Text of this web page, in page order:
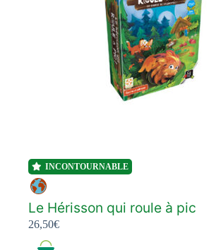
INCONTOURNABLE
Le Hérisson qui roule à pic
26,50€